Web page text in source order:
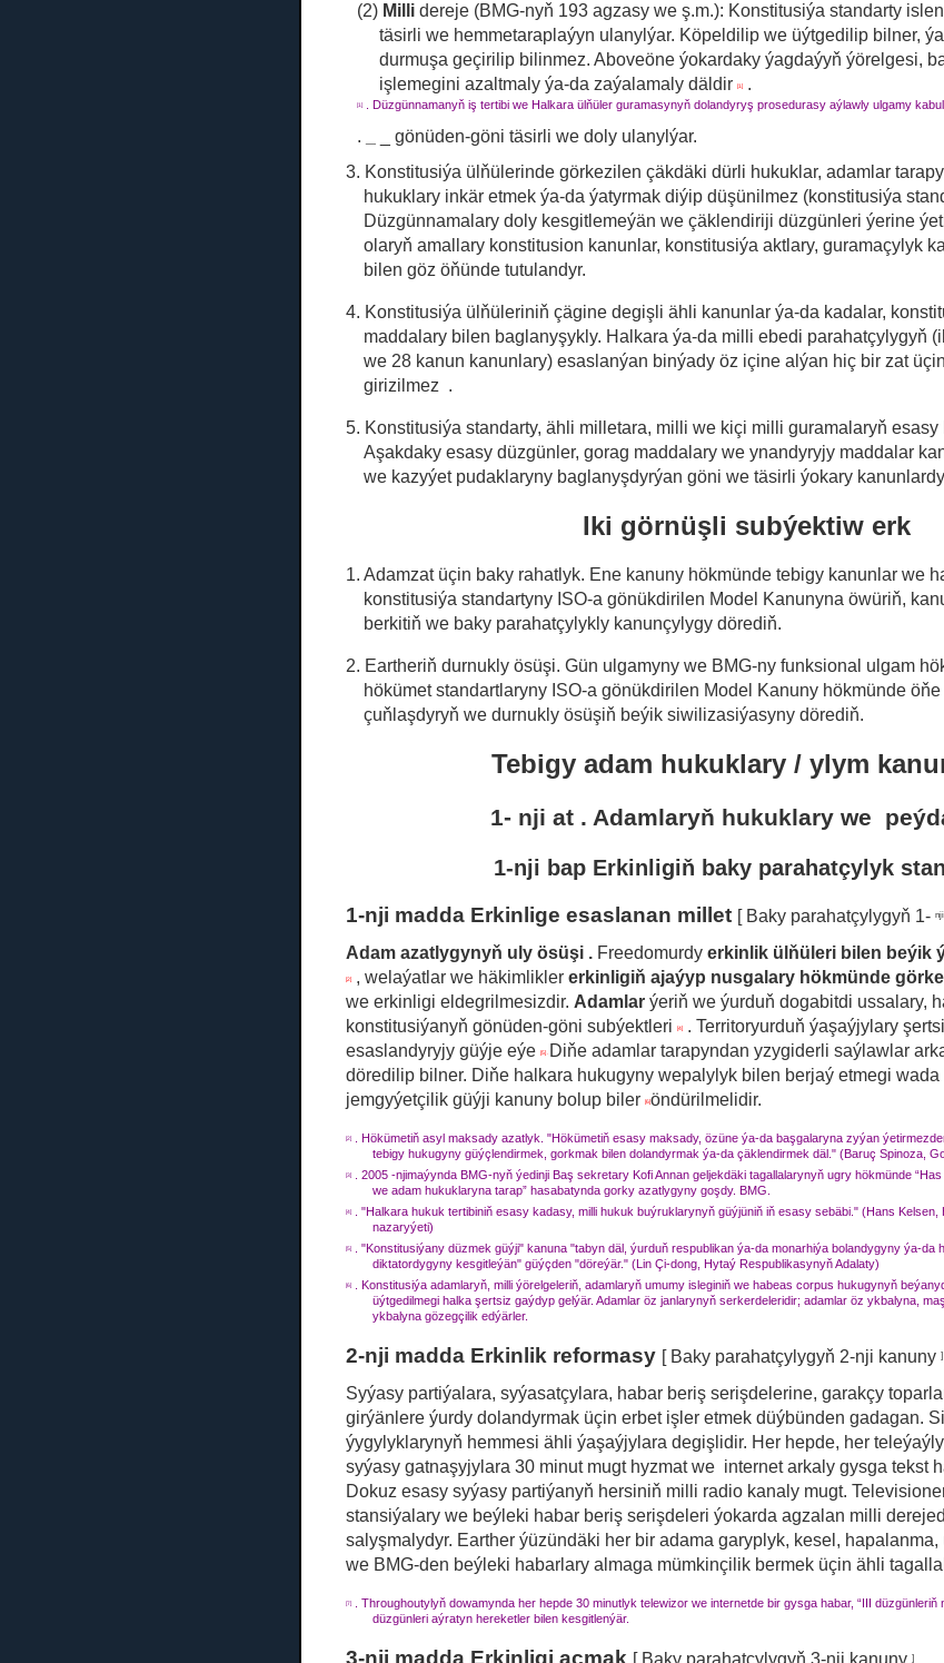
(2) Millidereje (BMG-nyň 193 agzasy we ş.m.): Konstitusiýa standarty
täsirli we hemmetaraplaýyn ulanylýar. Köpeldilip we üýtgedilip bilner,
durmuşa geçirilip bilinmez. Aboveöne ýokardaky ýagdaýyň ýörelgesi,
işlemegini azaltmaly ýa-da zaýalamaly däldir
[1] .
[1] . Düzgünnamanyň iş tertibi we Halkara ülňüler guramasynyň dolandyryş prosedurasy aýlawly ulgamy
.
_ gönüden-göni täsirli we doly ulanylýar.
3. Konstitusiýa ülňülerinde görkezilen çäkdäki dürli hukuklar, adamlar
hukuklary inkär etmek ýa-da ýatyrmak diýip düşünilmez (konstitusiýa
Düzgünnamalary doly kesgitlemeýän we çäklendiriji düzgünleri ýerine
olaryň amallary konstitusion kanunlar, konstitusiýa aktlary, guramaçylyk
bilen göz öňünde tutulandyr.
4. Konstitusiýa ülňüleriniň çägine degişli ähli kanunlar ýa-da kadalar,
maddalary bilen baglanyşykly. Halkara ýa-da milli ebedi parahatçylygyň
we 28 kanun kanunlary) esaslanýan binýady öz içine alýan hiç bir zat
girizilmez .
5. Konstitusiýa standarty, ähli milletara, milli we kiçi milli guramalaryň esasy
Aşakdaky esasy düzgünler, gorag maddalary we ynandyryjy maddalar
we kazyýet pudaklaryny baglanyşdyrýan göni we täsirli ýokary
Iki görnüşli subýektiw erk
1. Adamzat üçin baky rahatlyk. Ene kanuny hökmünde tebigy kanunlar we
konstitusiýa standartyny ISO-a gönükdirilen Model Kanunyna öwüriň,
berkitiň we baky parahatçylykly kanunçylygy dörediň.
2. Eartheriň durnukly ösüşi. Gün ulgamyny we BMG-ny funksional ulgam
hökümet standartlaryny ISO-a gönükdirilen Model Kanuny hökmünde
çuňlaşdyryň we durnukly ösüşiň beýik siwilizasiýasyny dörediň.
Tebigy adam hukuklary / ylym
1- nji at .Adamlaryň hukuklary we
1-nji bap Erkinligiň baky parahatçylyk
1-nji madda Erkinlige esaslanan millet [ Baky parahatçylygyň 1-
Adam azatlygynyň uly ösüşi . Freedomurdy erkinlik ülňüleri bilen beýik
[2], welaýatlar we häkimlikler erkinligiň ajaýyp nusgalary hökmünde
we erkinligi eldegrilmesizdir. Adamlarýeriň we ýurduň dogabitdi ussalary,
konstitusiýanyň gönüden-göni subýektleri
[4]. Territoryurduň ýaşaýjylary
esaslandyryjy güýje eýe
[5] .
Diňe adamlar tarapyndan yzygiderli saýlawlar
döredilip bilner. Diňe halkara hukugyny wepalylyk bilen berjaý etmegi
jemgyýetçilik güýji kanuny bolup biler
[6]öndürilmelidir.
[2]. Hökümetiň asyl maksady azatlyk. "Hökümetiň esasy maksady, özüne ýa-da başgalaryna zyýan
tebigy hukugyny güýçlendirmek, gorkmak bilen dolandyrmak ýa-da çäklendirmek däl." (Baruç Spinoza,
[3]. 2005 -njimaýyndaBMG-nyň ýedinji Baş sekretary Kofi Annan geljekdäki tagallalarynyň ugry hökmünde
we adam hukuklaryna tarap” hasabatynda gorky azatlygyny goşdy. BMG.
[4]. "Halkara hukuk tertibiniň esasy kadasy, milli hukuk buýruklarynyň güýjüniň iň esasy sebäbi." (Hans Kelsen,
nazaryýeti)
[5]. "Konstitusiýany düzmek güýji" kanuna "tabyn däl, ýurduň respublikan ýa-da monarhiýa bolandygyny ýa-da
diktatordygyny kesgitleýän" güýçden "döreýär." (Lin Çi-dong, Hytaý Respublikasynyň Adalaty)
[6]. Konstitusiýa adamlaryň, milli ýörelgeleriň, adamlaryň umumy isleginiň we habeas corpus hukugynyň
üýtgedilmegi halka şertsiz gaýdyp gelýär. Adamlar öz janlarynyň serkerdeleridir; adamlar öz ykbalyna,
ykbalyna gözegçilik edýärler.
2-nji madda Erkinlik reformasy [ Baky parahatçylygyň 2-nji kanuny ]
Syýasy partiýalara, syýasatçylara, habar beriş serişdelerine, garakçy
girýänlere ýurdy dolandyrmak üçin erbet işler etmek düýbünden gadagan.
ýygylyklarynyň hemmesi ähli ýaşaýjylara degişlidir. Her hepde, her
syýasy gatnaşyjylara 30 minut mugt hyzmat weinternet arkaly gysga tekst
Dokuz esasy syýasy partiýanyň hersiniň milli radio kanaly mugt.
stansiýalary we beýleki habar beriş serişdeleri ýokarda agzalan milli
salyşmalydyr. Earther ýüzündäki her bir adama garyplyk, kesel,
we BMG-den beýleki habarlary almaga mümkinçilik bermek üçin ähli
[7]. Throughoutylyň dowamynda her hepde 30 minutlyk telewizor we internetde bir gysga habar, “III düzgünleriň
düzgünleri aýratyn hereketler bilen kesgitlenýär.
3-nji madda Erkinligi açmak [ Baky parahatçylygyň 3-nji kanuny ]